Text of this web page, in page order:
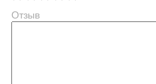
Отзыв